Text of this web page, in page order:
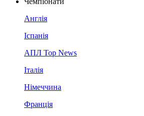
Англія
Іспанія
АПЛ Top News
Італія
Німеччина
Франція